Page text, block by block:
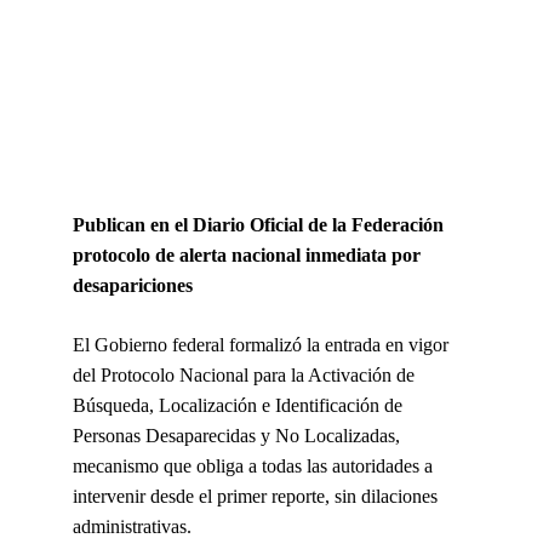
Publican en el Diario Oficial de la Federación
protocolo de alerta nacional inmediata por
desapariciones
El Gobierno federal formalizó la entrada en vigor
del Protocolo Nacional para la Activación de
Búsqueda, Localización e Identificación de
Personas Desaparecidas y No Localizadas,
mecanismo que obliga a todas las autoridades a
intervenir desde el primer reporte, sin dilaciones
administrativas.